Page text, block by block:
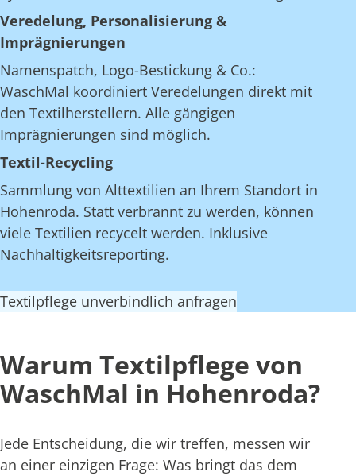
Veredelung, Personalisierung &
Imprägnierungen
Namenspatch, Logo-Bestickung & Co.:
WaschMal koordiniert Veredelungen direkt mit
den Textilherstellern. Alle gängigen
Imprägnierungen sind möglich.
Textil-Recycling
Sammlung von Alttextilien an Ihrem Standort in
Hohenroda. Statt verbrannt zu werden, können
viele Textilien recycelt werden. Inklusive
Nachhaltigkeitsreporting.
Textilpflege unverbindlich anfragen
Warum Textilpflege von
WaschMal in Hohenroda?
Jede Entscheidung, die wir treffen, messen wir
an einer einzigen Frage: Was bringt das dem